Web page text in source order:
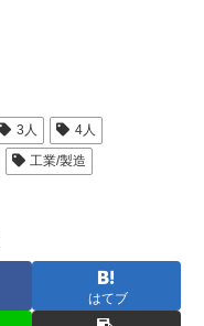
3人
4人
工業/製造
はてブ